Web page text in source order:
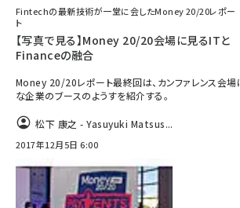
北海道をのんびり旅する晴山佳須夫
drupal (1963)
abc123 (1367)
ai crunch (1363)
Fintechの最新技術が一堂に会したMoney 20/20レポー
ト
【写真で見る】Money 20/20会場に見るITと
Financeの融合
Money 20/20レポート最終回は、カンファレンス会
な企業のブースのようすを紹介する。
松下 康之 - Yasuyuki Matsus...
2017年12月5日 6:00